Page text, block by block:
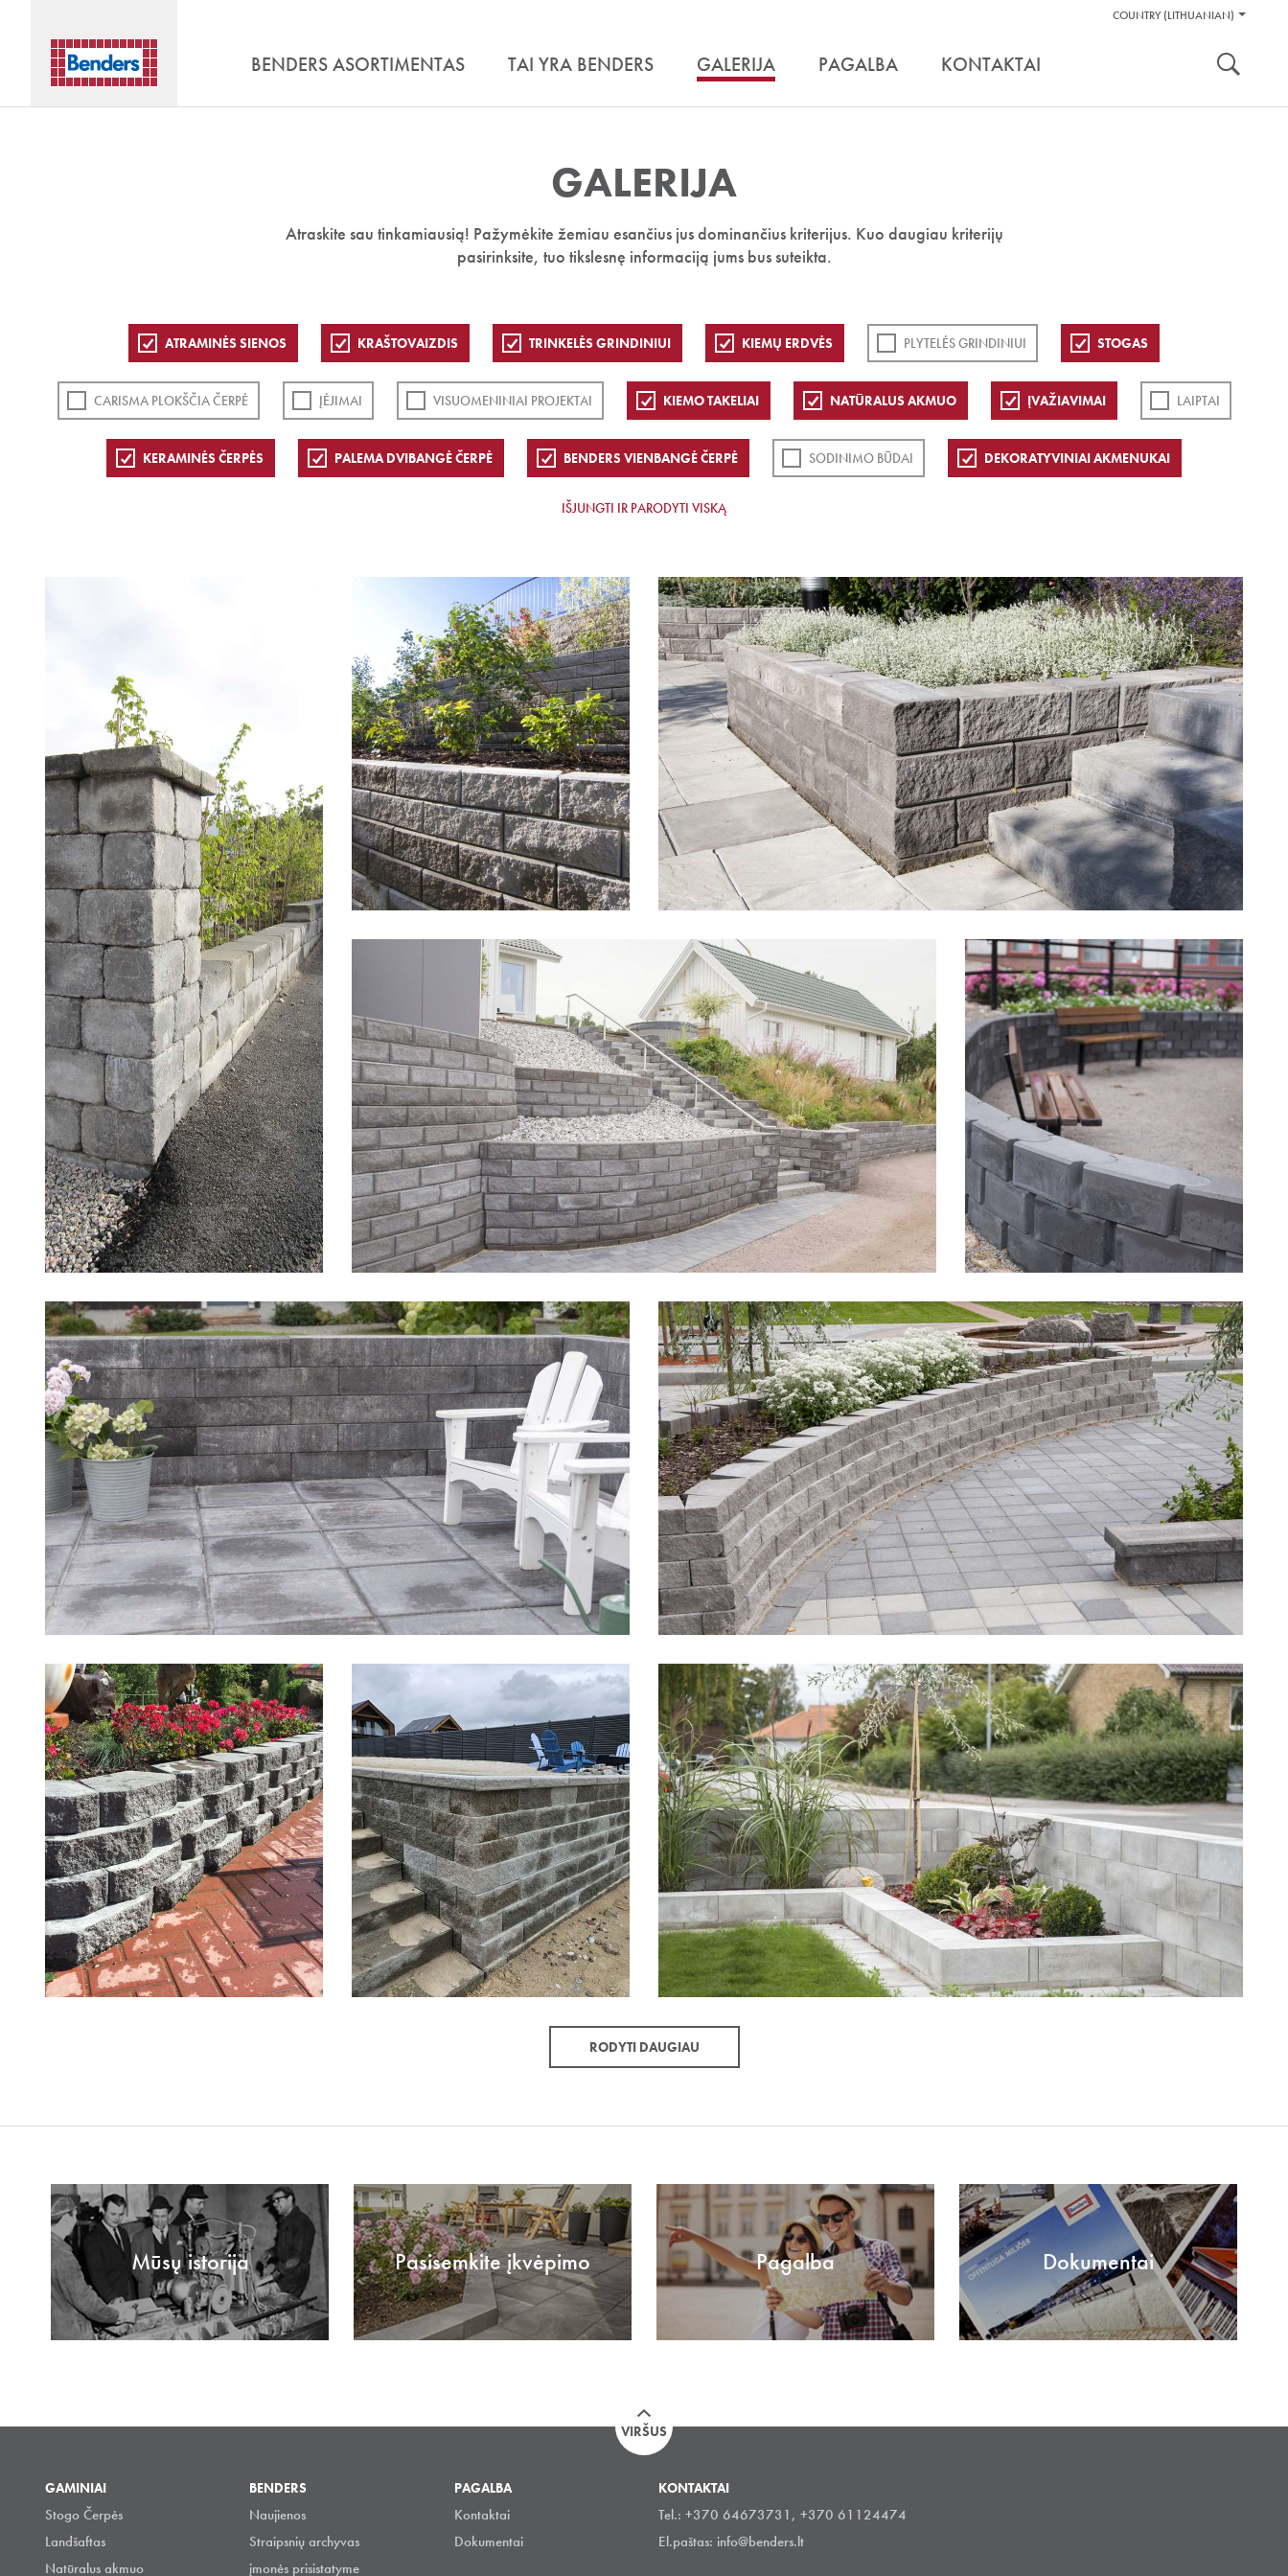
Pagalbos
COUNTRY (LITHUANIAN)
BENDERS ASORTIMENTAS TAI YRA BENDERS GALERIJA PAGALBA KONTAKTAI
GALERIJA
Atraskite sau tinkamiausią! Pažymėkite žemiau esančius jus dominančius kriterijus. Kuo daugiau kriterijų
pasirinksite, tuo tikslesnę informaciją jums bus suteikta.
ATRAMINĖS SIENOS KRAŠTOVAIZDIS TRINKELĖS GRINDINIUI KIEMŲ ERDVĖS PLYTELĖS GRINDINIUI STOGAS
CARISMA PLOKŠČIA ČERPĖ ĮĖJIMAI VISUOMENINIAI PROJEKTAI KIEMO TAKELIAI NATŪRALUS AKMUO ĮVAŽIAVIMAI LAIPTAI
KERAMINĖS ČERPĖS PALEMA DVIBANGĖ ČERPĖ BENDERS VIENBANGĖ ČERPĖ SODINIMO BŪDAI DEKORATYVINIAI AKMENUKAI
IŠJUNGTI IR PARODYTI VISKĄ
RODYTI DAUGIAU
Mūsų istorija Pasisemkite įkvėpimo Pagalba Dokumentai
VIRŠUS
GAMINIAI
Stogo Čerpės
Landšaftas
Natūralus akmuo
BENDERS
Naujienos
Straipsnių archyvas
įmonės prisistatyme
PAGALBA
Kontaktai
Dokumentai
KONTAKTAI
Tel.: +370 64673731, +370 61124474
El.paštas: info@benders.lt